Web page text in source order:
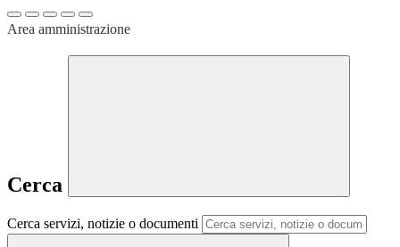
Area amministrazione
Cerca
Cerca servizi, notizie o documenti